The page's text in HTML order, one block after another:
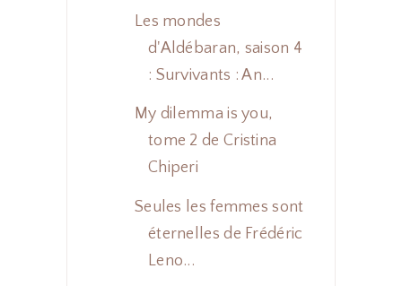
Les mondes
d'Aldébaran, saison 4
: Survivants : An...
My dilemma is you,
tome 2 de Cristina
Chiperi
Seules les femmes sont
éternelles de Frédéric
Leno...